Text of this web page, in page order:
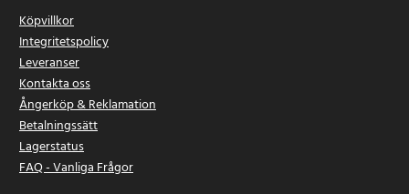
Köpvillkor
Integritetspolicy
Leveranser
Kontakta oss
Ångerköp & Reklamation
Betalningssätt
Lagerstatus
FAQ - Vanliga Frågor